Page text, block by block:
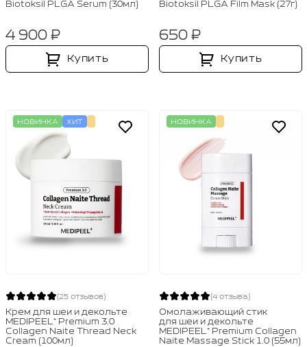
Biotoksil PLGA Serum (30мл)
4 900 ₽
Купить
Biotoksil PLGA Film Mask (27г)
650 ₽
Купить
НОВИНКА ХИТ
(25 отзывов)
Крем для шеи и декольте
MEDIPEEL⁺ Premium 3.0
Collagen Naite Thread Neck
Cream (100мл)
НОВИНКА
(4 отзыва)
Омолаживающий стик
для шеи и декольте
MEDIPEEL⁺ Premium Collagen
Naite Massage Stick 1.0 (55мл)